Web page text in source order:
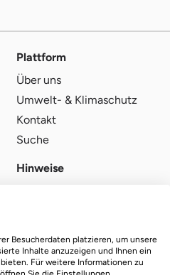
Plattform
Über uns
Umwelt- & Klimaschutz
Kontakt
Suche
Hinweise
Besucherdaten platzieren, um unsere
Inhalte anzuzeigen und Ihnen ein
Für weitere Informationen zu